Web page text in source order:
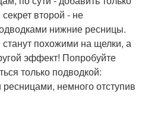
второй - не
нижние ресницы.
похожими на щелки, а
эффект! Попробуйте
только подводкой:
немного отступив